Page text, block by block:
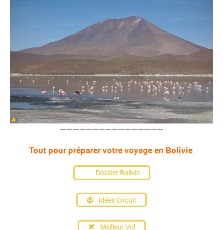
————————————————
Tout pour préparer votre voyage en Bolivie
Dossier Bolivie
Idées Circuit
Meilleur Vol